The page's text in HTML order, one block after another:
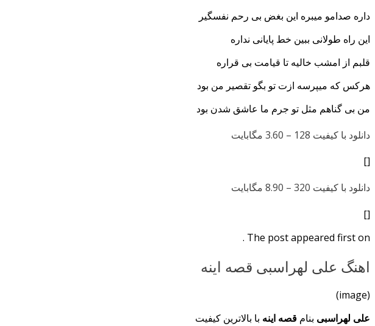
داره صدامو میبره این بغض بی رحم نفسگیر
این راه طولانی ببین خط پایانی نداره
قلبم از امشب خالیه تا قیامت بی قراره
هرکس که میپرسه ازت تو بگو تقصیر من بود
من بی گناهم مثل تو جرم ما عاشق شدن بود
دانلود با کیفیت 128 –
3.60 مگابایت
[]
دانلود با کیفیت 320 –
8.90 مگابایت
[]
The post appeared first on .
اهنگ علی لهراسبی قصه اینه
(image)
علی لهراسبی بنام قصه اینه با بالاترین کیفیت